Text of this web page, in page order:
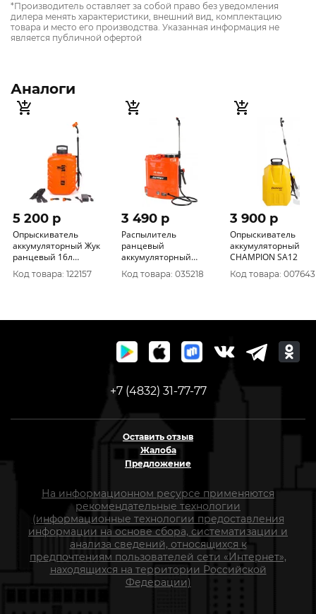
*Производитель оставляет за собой право без уведомления
дилера менять характеристики, внешний вид, комплектацию
товара и место его производства. Указанная информация не
является публичной офертой
Аналоги
5 200 p
Опрыскиватель
аккумуляторный Жук
ранцевый 16л
(ОРА-416) 3581-00
Код товара: 122157
3 490 p
Распылитель
ранцевый
аккумуляторный
PATRIOT PT-12 AC
755302530
Код товара: 035218
3 900 p
Опрыскиватель
аккумуляторный
CHAMPION SA12
Код товара: 007643
+7 (4832) 31-77-77
Оставить отзыв
Жалоба
Предложение
На информационном ресурсе применяются
рекомендательные технологии
(информационные технологии предоставления
информации на основе сбора, систематизации и
анализа сведений, относящихся к
предпочтениям пользователей сети «Интернет»,
находящихся на территории Российской
Федерации)